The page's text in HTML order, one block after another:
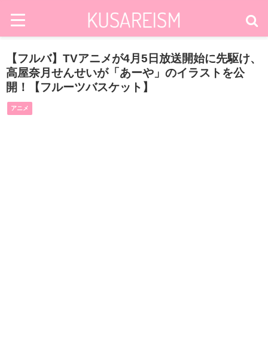
【フルバ】TVアニメが4月5日放送開始に先駆け、
高屋奈月せんせいが「あーや」のイラストを公
開！【フルーツバスケット】
アニメ